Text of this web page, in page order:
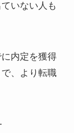
いない人も
内定を獲得
、より転職